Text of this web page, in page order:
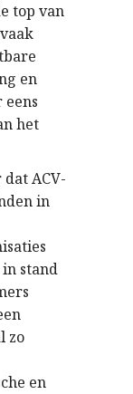
top van
en
het
ACV-
in
stand
zo
en